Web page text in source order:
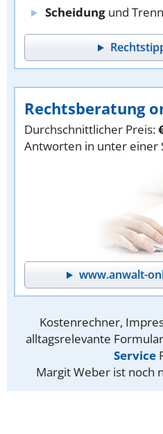
Scheidung und
Rechtsberatung
Durchschnittlicher Preis:
Antworten in unter einer
www.anwalt-
Kostenrechner,
alltagsrelevante
Service
Margit Weber ist noch